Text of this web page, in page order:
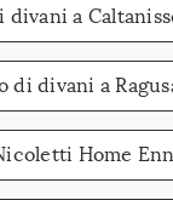
divani a
di divani a
Home